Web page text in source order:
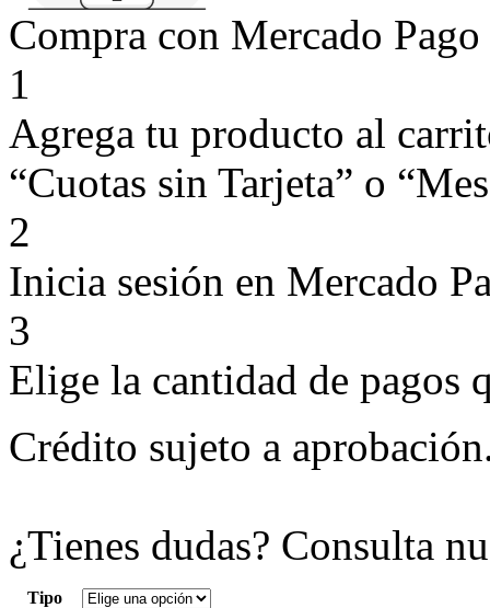
Compra con Mercado
1
Agrega tu producto al
“Cuotas sin Tarjeta” o
2
Inicia sesión en Mercado
3
Elige la cantidad de pagos
Crédito sujeto a
¿Tienes dudas? Consulta
Tipo